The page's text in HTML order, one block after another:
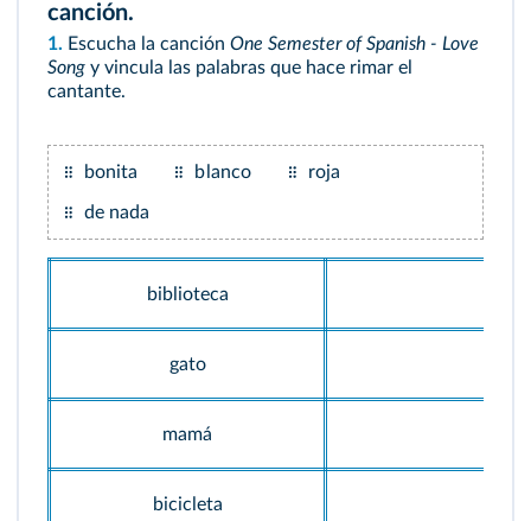
canción.
1. Escucha la canción One Semester of Spanish - Love
Song y vincula las palabras que hace rimar el
cantante.
bonita blanco roja
de nada
biblioteca
gato
mamá
bicicleta